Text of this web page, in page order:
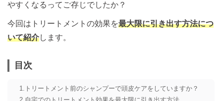
やすくなるってご存じでしたか？
今回はトリートメントの効果を最大限に引き出す方法につ
いて紹介します。
目次
トリートメント前のシャンプーで頭皮ケアをしていますか？